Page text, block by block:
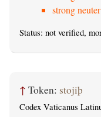
strong
Status: not verified,
↑ Token: stojiþ
Codex Vaticanus